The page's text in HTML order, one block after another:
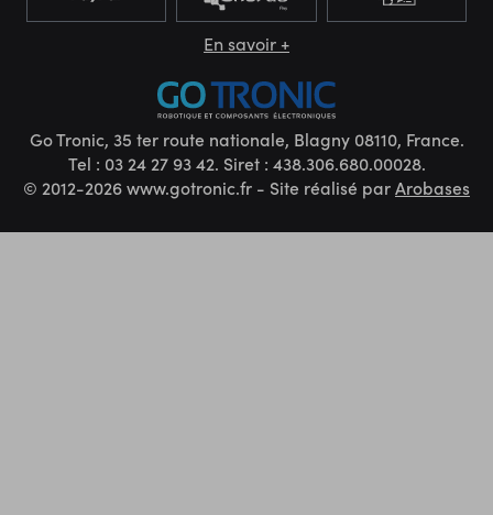
En savoir +
Go Tronic, 35 ter route nationale, Blagny 08110, France.
Tel : 03 24 27 93 42. Siret : 438.306.680.00028.
© 2012-2026 www.gotronic.fr - Site réalisé parArobases